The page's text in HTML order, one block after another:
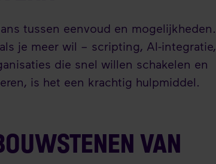
tussen eenvoud en mogelijkheden.
je meer wil – scripting, AI-integratie,
die snel willen schakelen en
is het een krachtig hulpmiddel.
VAN